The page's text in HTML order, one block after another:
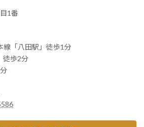
1番
線「八田駅」徒歩1分
徒歩2分